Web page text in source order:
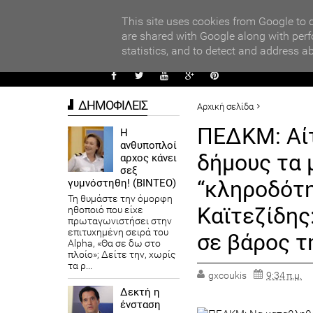
Αρχική σελίδα
ΠΕΡΙΦΕΡΕΙΕΣ
ΠΕΔΚΜ: Αίτημα να
Νομαρχίες Ι. Καϊτεζίδης:
ΠΕΔΚΜ:
δήμους τα
σε βάρος
gxcoukis 9:34 π.μ.
ΔΗΜΟΦΙΛΕΙΣ
Η
ανθυποπλοί
αρχος κάνει
σεξ
γυμνόστηθη! (ΒΙΝΤΕΟ)
Τη θυμάστε την όμορφη
ηθοποιό που είχε
πρωταγωνιστήσει στην
επιτυχημένη σειρά του
Alpha, «Θα σε δω στο
πλοίο»; Δείτε την, χωρίς
τα ρ...
Δεκτή η
ένσταση
This site uses cookies from Google to
are shared with Google along with
statistics, and to detect and address